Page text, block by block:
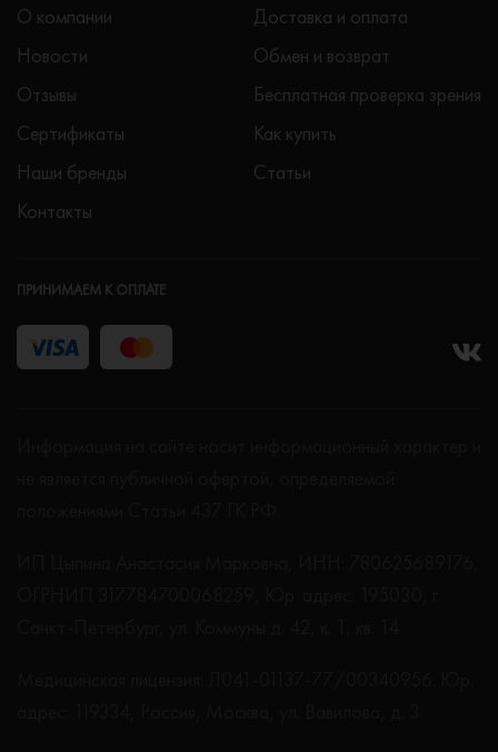
О компании
Новости
Отзывы
Сертификаты
Наши бренды
Контакты
Доставка и оплата
Обмен и возврат
Бесплатная проверка зрения
Как купить
Статьи
ПРИНИМАЕМ К ОПЛАТЕ